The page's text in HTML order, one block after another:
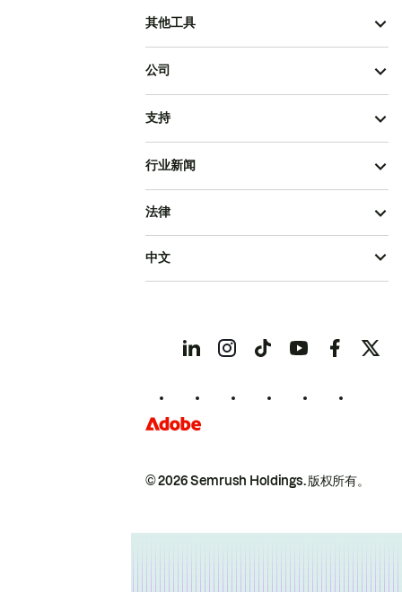
其他工具
公司
支持
行业新闻
© 2026 Semrush Holdings.版权所有。
法律
中文